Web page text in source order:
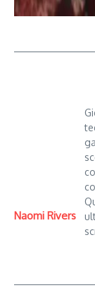
Naomi Rivers